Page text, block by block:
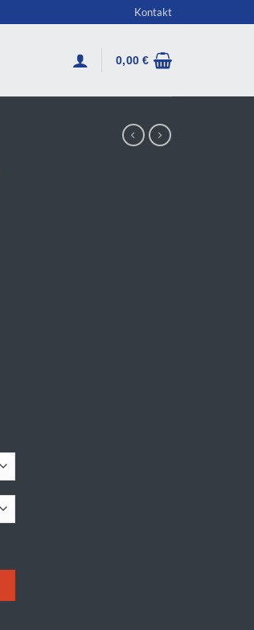
Kontakt
0,00€